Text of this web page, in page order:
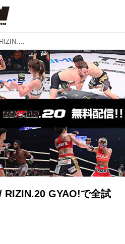
BELLATOR JAPAN / RIZIN.20 GYAO!で全試合無料配信開始！
RIZIN.20 GYAO!で全試